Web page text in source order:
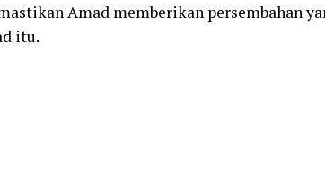
Amad memberikan persembahan
itu.